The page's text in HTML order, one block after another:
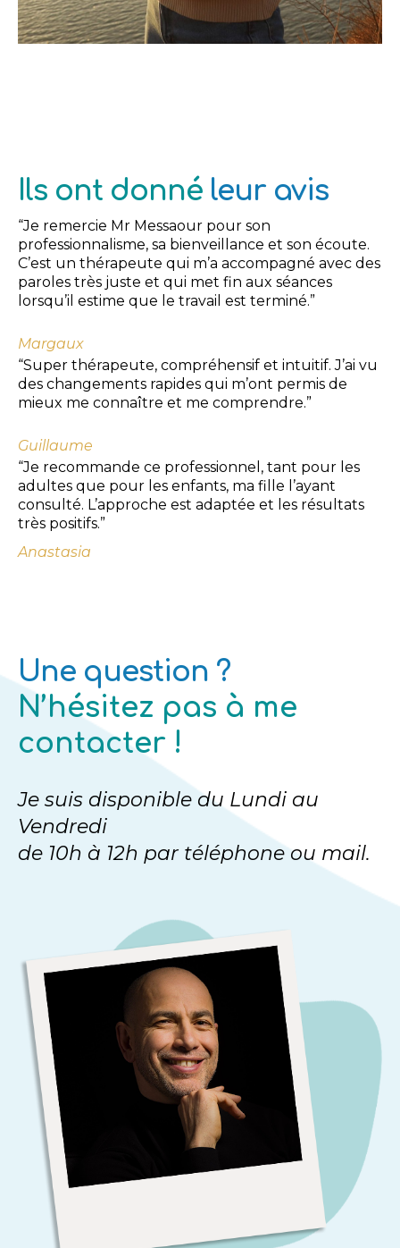
Ils ont donné leur avis
“Je remercie Mr Messaour pour son
professionnalisme, sa bienveillance et son écoute.
C’est un thérapeute qui m’a accompagné avec des
paroles très juste et qui met fin aux séances
lorsqu’il estime que le travail est terminé.”
Margaux
“Super thérapeute, compréhensif et intuitif. J’ai vu
des changements rapides qui m’ont permis de
mieux me connaître et me comprendre.”
Guillaume
“Je recommande ce professionnel, tant pour les
adultes que pour les enfants, ma fille l’ayant
consulté. L’approche est adaptée et les résultats
très positifs.”
Anastasia
Une question ?
N’hésitez pas à me
contacter !
Je suis disponible du Lundi au
Vendredi
de 10h à 12h par téléphone ou mail.